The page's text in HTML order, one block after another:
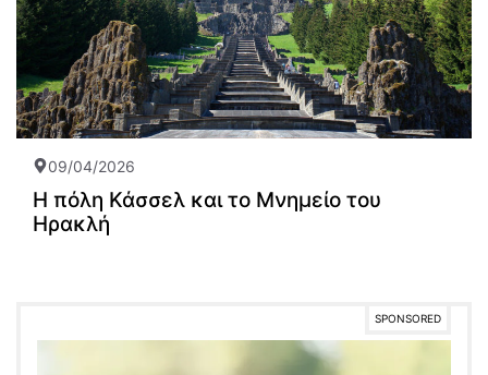
09/04/2026
Η πόλη Κάσσελ και το Μνημείο του
Ηρακλή
SPONSORED